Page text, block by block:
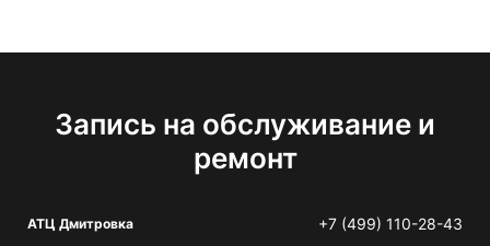
Запись на обслуживание и
ремонт
АТЦ Дмитровка +7 (499) 110-28-43